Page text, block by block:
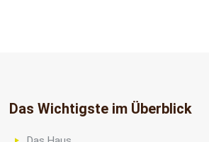
Das Wichtigste im Überblick